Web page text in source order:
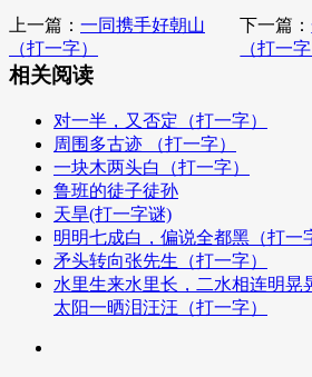
上一篇： 一同携手好朝山
（打一字）
下一篇：
（打一字
相关阅读
对一半，又否定（打一字）
周围多古迹 （打一字）
一块木两头白（打一字）
鲁班的徒子徒孙
天旱(打一字谜)
明明七成白，偏说全都黑（打一
矛头转向张先生（打一字）
水里生来水里长，二水相连明晃
太阳一晒泪汪汪（打一字）